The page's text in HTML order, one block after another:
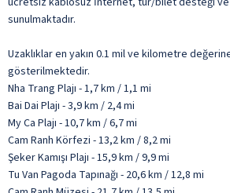
sunulmaktadır.
Uzaklıklar en yakın 0.1 mil ve kilometre
gösterilmektedir.
Nha Trang Plajı - 1,7 km / 1,1 mi
Bai Dai Plajı - 3,9 km / 2,4 mi
My Ca Plajı - 10,7 km / 6,7 mi
Cam Ranh Körfezi - 13,2 km / 8,2 mi
Şeker Kamışı Plajı - 15,9 km / 9,9 mi
Tu Van Pagoda Tapınağı - 20,6 km / 12,8 mi